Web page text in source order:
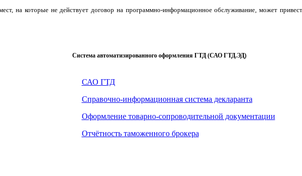
на которые не действует договор на программно-информационное обслуживание, может
Система автоматизированного оформления ГТД (САО ГТД.ЭД)
САО ГТД
Справочно-информационная система декларанта
Оформление товарно-сопроводительной документации
Отчётность таможенного брокера